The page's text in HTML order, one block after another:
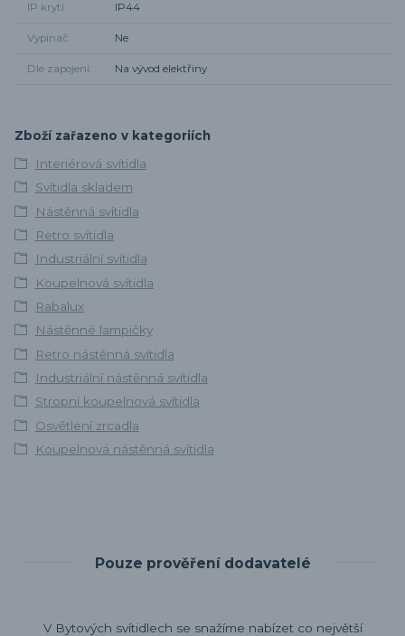
IP krytí IP44
Vypínač Ne
Dle zapojení Na vývod elektřiny
Zboží zařazeno v kategoriích
Interiérová svítidla
Svítidla skladem
Nástěnná svítidla
Retro svítidla
Industriální svítidla
Koupelnová svítidla
Rabalux
Nástěnné lampičky
Retro nástěnná svítidla
Industriální nástěnná svítidla
Stropní koupelnová svítidla
Osvětlení zrcadla
Koupelnová nástěnná svítidla
Pouze prověření dodavatelé
V Bytových svítidlech se snažíme nabízet co největší